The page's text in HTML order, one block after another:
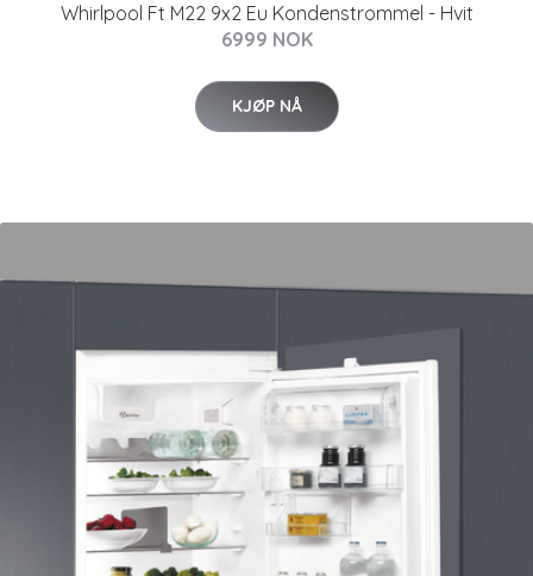
Whirlpool Ft M22 9x2 Eu Kondenstrommel - Hvit
6999 NOK
KJØP NÅ